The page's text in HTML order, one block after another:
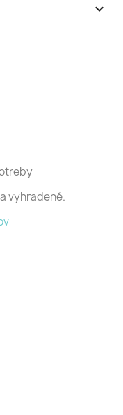

vyhradené.